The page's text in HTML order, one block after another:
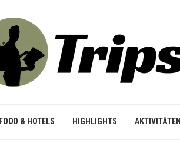
FOOD & HOTELS HIGHLIGHTS AKTIVITÄTEN